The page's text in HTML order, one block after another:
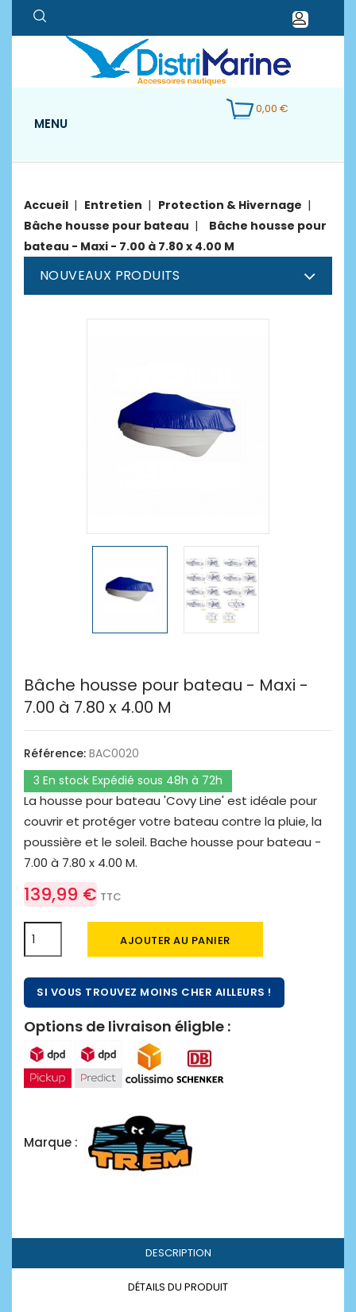
0,00 €
MENU
Accueil Entretien
Protection & Hivernage
Bâche housse pour bateau
Bâche housse pour
bateau - Maxi - 7.00 à 7.80 x 4.00 M
NOUVEAUX PRODUITS
Bâche housse pour bateau - Maxi -
7.00 à 7.80 x 4.00 M
Référence: BAC0020
3 En stock Expédié sous 48h à 72h
La housse pour bateau 'Covy Line' est idéale pour
couvrir et protéger votre bateau contre la pluie, la
poussière et le soleil. Bache housse pour bateau -
7.00 à 7.80 x 4.00 M.
139,99 € TTC
AJOUTER AU PANIER
SI VOUS TROUVEZ MOINS CHER AILLEURS !
Options de livraison éligble :
Marque :
DESCRIPTION
DÉTAILS DU PRODUIT